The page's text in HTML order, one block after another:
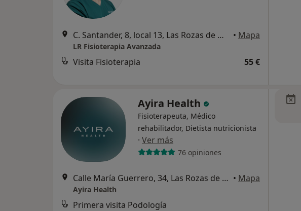
C. Santander, 8, local 13, Las Rozas de Madrid • Mapa
LR Fisioterapia Avanzada
Visita Fisioterapia 55 €
Ayira Health
Fisioterapeuta, Médico
rehabilitador, Dietista nutricionista
· Ver más
76 opiniones
Calle María Guerrero, 34, Las Rozas de Madrid • Mapa
Ayira Health
Primera visita Podología